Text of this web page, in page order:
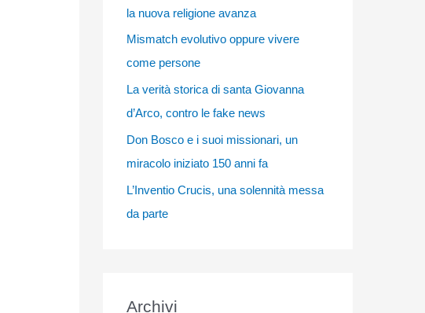
la nuova religione avanza
Mismatch evolutivo oppure vivere
come persone
La verità storica di santa Giovanna
d’Arco, contro le fake news
Don Bosco e i suoi missionari, un
miracolo iniziato 150 anni fa
L’Inventio Crucis, una solennità messa
da parte
Archivi